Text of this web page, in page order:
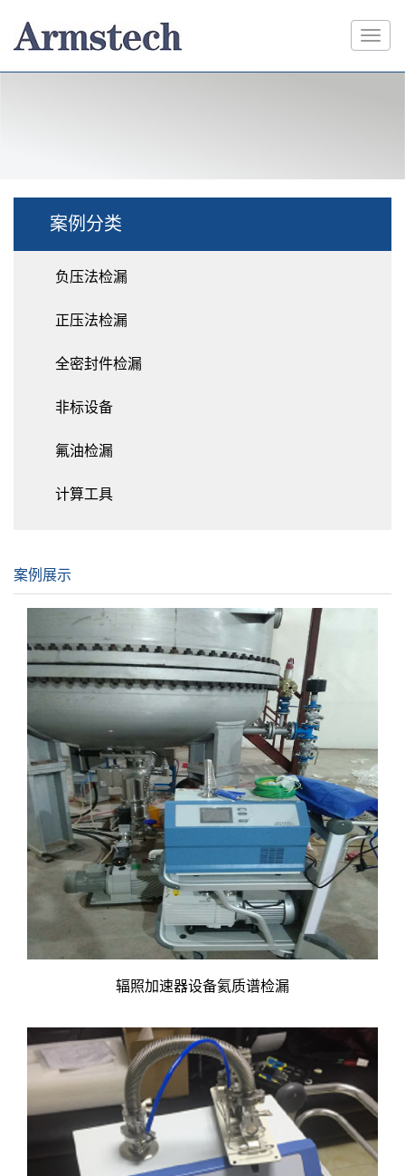
案例分类
负压法检漏
正压法检漏
全密封件检漏
非标设备
氟油检漏
计算工具
案例展示
辐照加速器设备氦质谱检漏